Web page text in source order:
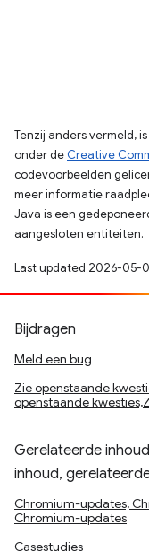
Tenzij anders vermeld,
onder de Creative
codevoorbeelden
meer informatie
Java is een
aangesloten entiteiten.
Last updated 2026-05-
Bijdragen
Meld een bug
Zie openstaande
openstaande
Gerelateerde
inhoud,
Chromium-updates,
Chromium-updates
Casestudies